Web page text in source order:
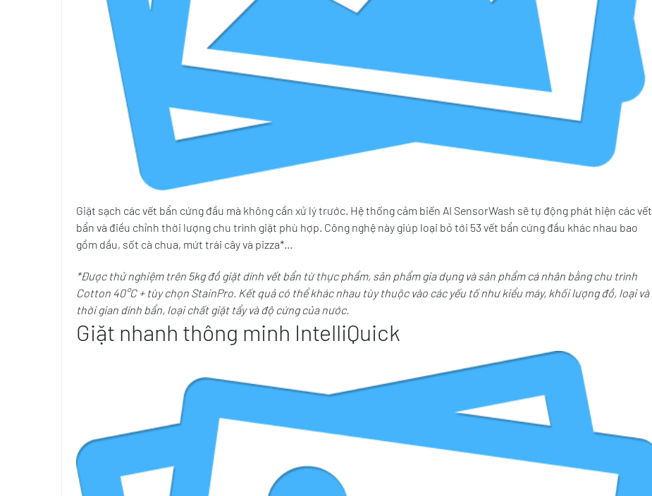
Giặt sạch các vết bẩn cứng đầu mà không cần xử lý trước. Hệ thống cảm biến AI SensorWash sẽ tự động phát hiện các vết
bẩn và điều chỉnh thời lượng chu trình giặt phù hợp. Công nghệ này giúp loại bỏ tới 53 vết bẩn cứng đầu khác nhau bao
gồm dầu, sốt cà chua, mứt trái cây và pizza*...
*Được thử nghiệm trên 5kg đồ giặt dính vết bẩn từ thực phẩm, sản phẩm gia dụng và sản phẩm cá nhân bằng chu trình
Cotton 40°C + tùy chọn StainPro. Kết quả có thể khác nhau tùy thuộc vào các yếu tố như kiểu máy, khối lượng đồ, loại và
thời gian dính bẩn, loại chất giặt tẩy và độ cứng của nước.
Giặt nhanh thông minh IntelliQuick